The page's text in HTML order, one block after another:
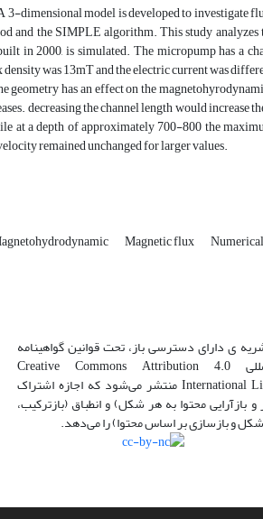
3-dimensional model is developed to
and the SIMPLE algorithm. This study
in 2000, is simulated. The micropump has a
was 13mT and the electric current was
geometry has an effect on the
decreasing the channel length would
at a depth of approximately 700-800 the
remained unchanged for larger values.
Magnetic flux
ی دارای دسترسی باز، تحت قوانین گواهینامه
بین‌المللی Creative Commons Attribution 4.0
International License منتشر می‌شود که اجازه اشتراک
و بازآرایی محتوا به هر شکل) و انطباق (بازترکیب،
شکل و بازسازی بر اساس محتوا) را می‌دهد.